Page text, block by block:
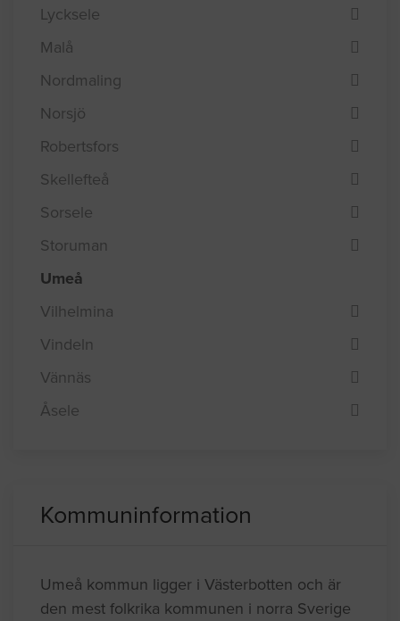
Lycksele
Malå
Nordmaling
Norsjö
Robertsfors
Skellefteå
Sorsele
Storuman
Umeå
Vilhelmina
Vindeln
Vännäs
Åsele
Kommuninformation
Umeå kommun ligger i Västerbotten och är
den mest folkrika kommunen i norra Sverige